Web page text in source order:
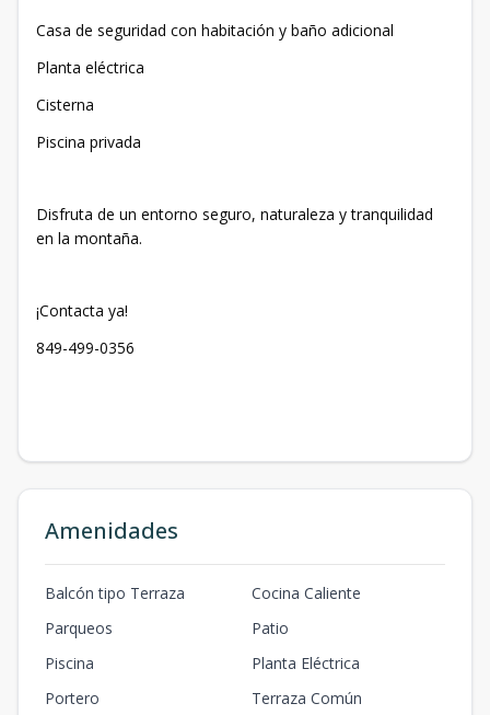
Casa de seguridad con habitación y baño adicional
Planta eléctrica
Cisterna
Piscina privada
Disfruta de un entorno seguro, naturaleza y tranquilidad
en la montaña.
¡Contacta ya!
849-499-0356
Amenidades
Balcón tipo Terraza
Cocina Caliente
Parqueos
Patio
Piscina
Planta Eléctrica
Portero
Terraza Común